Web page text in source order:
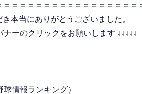
＝＝＝＝＝＝＝＝＝＝＝＝＝＝＝＝
本当にありがとうございました。
ーのクリックをお願いします ↓↓↓↓↓
球情報ランキング）